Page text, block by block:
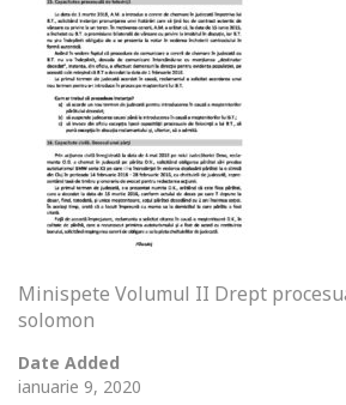
Minispete Volumul II Drept
solomon
Date Added
ianuarie 9, 2020